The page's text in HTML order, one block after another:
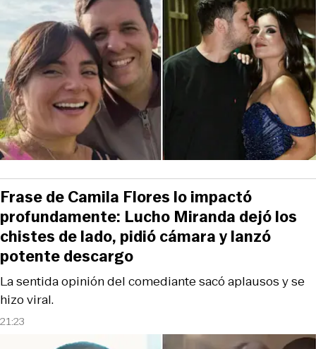
21:23
La sentida opinión del comediante sacó aplausos y se
hizo viral.
Frase de Camila Flores lo impactó
profundamente: Lucho Miranda dejó los
chistes de lado, pidió cámara y lanzó
potente descargo